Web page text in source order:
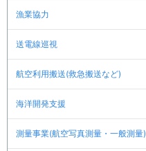
漁業協力
送電線巡視
航空利用搬送(救急搬送など)
海洋開発支援
測量事業(航空写真測量・一般測量)